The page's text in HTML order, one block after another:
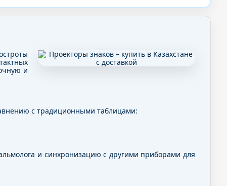
и
с традиционными таблицами:
и синхронизацию с другими приборами для